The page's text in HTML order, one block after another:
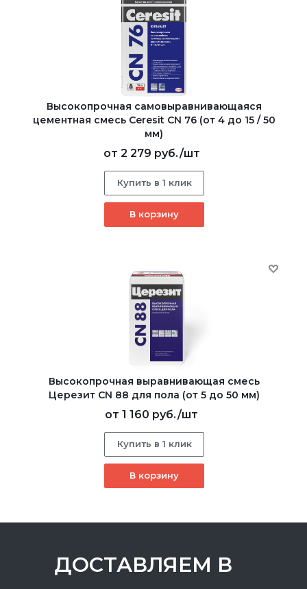
Высокопрочная самовыравнивающаяся
цементная смесь Ceresit CN 76 (от 4 до 15 / 50
мм)
от 2 279 руб./шт
Купить в 1 клик
В корзину
Высокопрочная выравнивающая смесь
Церезит CN 88 для пола (от 5 до 50 мм)
от 1 160 руб./шт
Купить в 1 клик
В корзину
ДОСТАВЛЯЕМ В